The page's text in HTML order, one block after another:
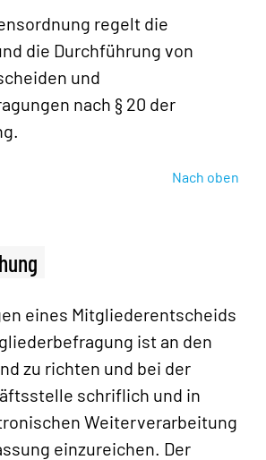
regelt die
die Durchführung von
und
nach § 20 der
Nach oben
eines Mitgliederentscheids
ist an den
zu richten und bei der
schriflich und in
Weiterverarbeitung
einzureichen. Der